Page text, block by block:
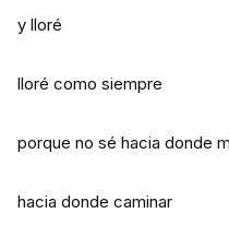
y lloré
lloré como siempre
porque no sé hacia donde
hacia donde caminar